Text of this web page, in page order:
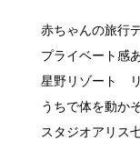
赤ちゃんの旅行
プライベート感
星野リゾート
うちで体を動か